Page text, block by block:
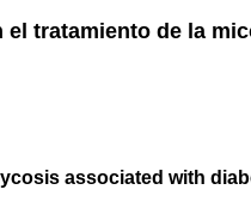
el tratamiento de la
associated with